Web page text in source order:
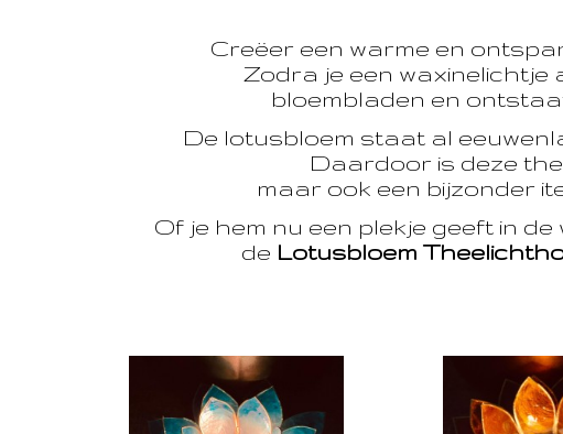
Creëer een warme en
Zodra je een waxinelichtje
bloembladen en
De lotusbloem staat al
Daardoor is deze
maar ook een bijzonder
Of je hem nu een plekje geeft in
de Lotusbloem